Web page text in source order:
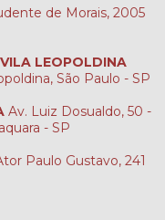
de Morais, 2005
LEOPOLDINA
São Paulo - SP
Av. Luiz Dosualdo, 50 -
- SP
Paulo Gustavo, 241